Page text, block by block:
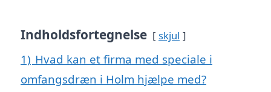
Indholdsfortegnelse skjul
1) Hvad kan et firma med speciale i
omfangsdræn i Holm hjælpe med?